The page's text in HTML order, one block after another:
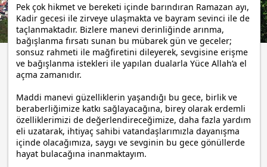
Pek çok hikmet ve bereketi içinde barındıran Ramazan ayı,
Kadir gecesi ile zirveye ulaşmakta ve bayram sevinci ile de
taçlanmaktadır. Bizlere manevi derinliğinde arınma,
bağışlanma fırsatı sunan bu mübarek gün ve geceler;
sonsuz rahmeti ile mağfiretini dileyerek, sevgisine erişme
ve bağışlanma istekleri ile yapılan dualarla Yüce Allah’a el
açma zamanıdır.
Maddi manevi güzelliklerin yaşandığı bu gece, birlik ve
beraberliğimize katkı sağlayacağına, birey olarak erdemli
özelliklerimizi de değerlendireceğimize, daha fazla yardım
eli uzatarak, ihtiyaç sahibi vatandaşlarımızla dayanışma
içinde olacağımıza, saygı ve sevginin bu gece gönüllerde
hayat bulacağına inanmaktayım.